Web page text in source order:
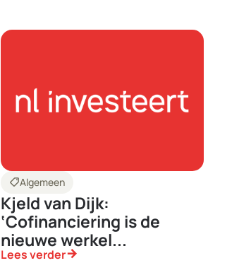
shoppingmodeAlgemeen
Kjeld van Dijk:
‘Cofinanciering is de
nieuwe werkel...
Lees verderarrow_forward